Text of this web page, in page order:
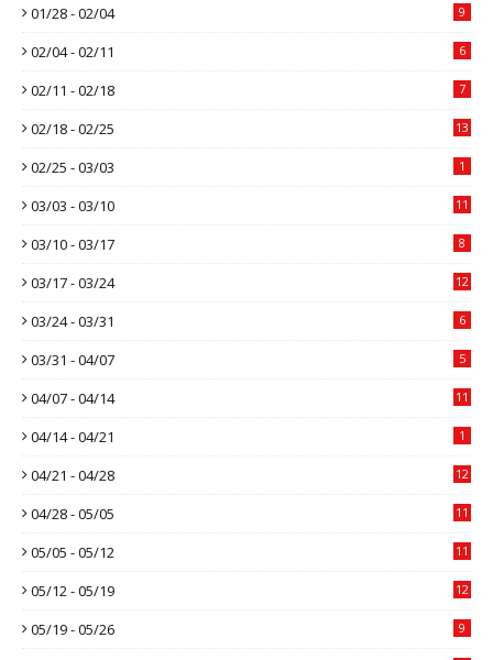
01/28 - 02/04 9
02/04 - 02/11 6
02/11 - 02/18 7
02/18 - 02/25 13
02/25 - 03/03 1
03/03 - 03/10 11
03/10 - 03/17 8
03/17 - 03/24 12
03/24 - 03/31 6
03/31 - 04/07 5
04/07 - 04/14 11
04/14 - 04/21 1
04/21 - 04/28 12
04/28 - 05/05 11
05/05 - 05/12 11
05/12 - 05/19 12
05/19 - 05/26 9